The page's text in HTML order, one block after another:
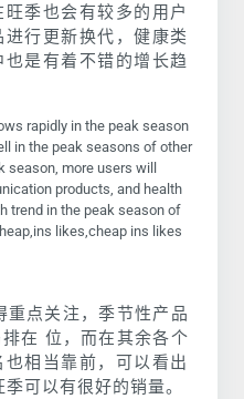
季也会有较多的用户
行更新换代，健康类
是有着不错的增长趋
rapidly in the peak season
in the peak seasons of other
season, more users will
products, and health
trend in the peak season of
likes,cheap ins likes
点关注，季节性产品
在 位，而在其余各个
相当靠前，可以看出
可以有很好的销量。